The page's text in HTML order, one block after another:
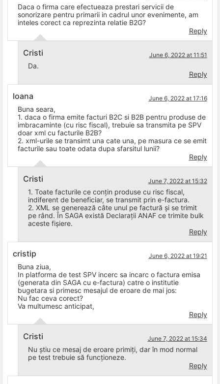
Daca o firma care efectueaza prestari servicii de
sonorizare pentru primarii in cadrul unor evenimente, am
inteles corect ca reprezinta relatie B2G?
Reply
Cristi June 6, 2022 at 11:51
Da.
Reply
Ioana June 6, 2022 at 17:16
Buna seara,
1. daca o firma emite facturi B2C si B2B pentru produse de
imbracaminte (cu risc fiscal), trebuie sa transmita pe SPV
doar xml cu facturile B2B?
2. xml-urile se transimt una cate una, pe masura ce se emit
facturile sau toate odata dupa sfarsitul lunii?
Reply
Cristi June 7, 2022 at 15:32
1. Toate facturile ce conțin produse cu risc fiscal,
indiferent de beneficiar, se transmit prin e-factura.
2. XML se generează câte unul pe factură și se trimit
pe rând. În SAGA există Declarații ANAF ce trimite bulk
aceste fișiere.
Reply
cristip June 6, 2022 at 19:21
Buna ziua,
In platforma de test SPV incerc sa incarc o factura emisa
(generata din SAGA cu e-factura) catre o institutie
bugetara si primesc mesajul de eroare de mai jos:
Nu fac ceva corect?
Va multumesc anticipat,
Reply
Cristi June 7, 2022 at 15:34
Nu știu ce mesaj de eroare primiți, dar în mod normal
pe test trebuie să funcționeze.
Reply